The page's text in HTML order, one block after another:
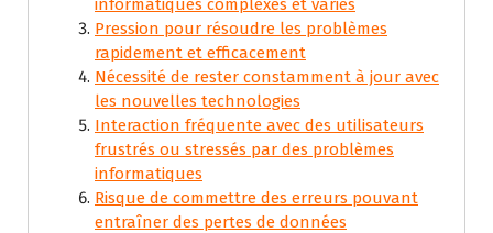
informatiques complexes et variés
Pression pour résoudre les problèmes
rapidement et efficacement
Nécessité de rester constamment à jour avec
les nouvelles technologies
Interaction fréquente avec des utilisateurs
frustrés ou stressés par des problèmes
informatiques
Risque de commettre des erreurs pouvant
entraîner des pertes de données